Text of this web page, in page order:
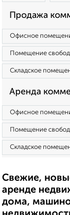
Продажа
Офисное
Помещение
Складское
Аренда
Офисное
Помещение
Складское
Свежие,
аренде
дома,